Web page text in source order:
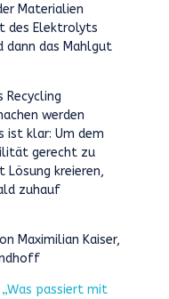
Materialien
des Elektrolyts
dann das Mahlgut
Recycling
werden
ist klar: Um dem
gerecht zu
Lösung kreieren,
zuhauf
Maximilian Kaiser,
„Was passiert mit